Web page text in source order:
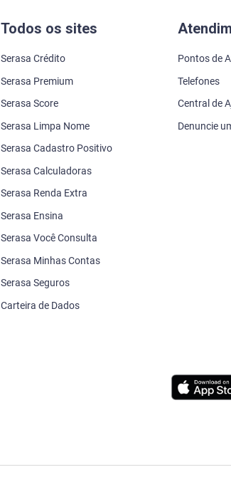
Todos os sites
Serasa Crédito
Serasa Premium
Serasa Score
Serasa Limpa Nome
Serasa Cadastro Positivo
Serasa Calculadoras
Serasa Renda Extra
Serasa Ensina
Serasa Você Consulta
Serasa Minhas Contas
Serasa Seguros
Carteira de Dados
Pontos de
Telefones
Central de
Denuncie